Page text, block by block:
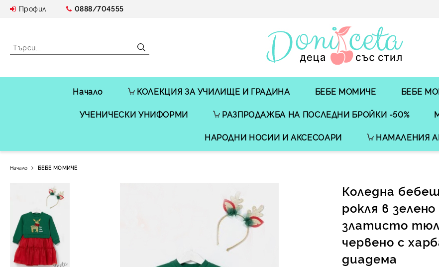
Профил 0888/704555
Начало КОЛЕКЦИЯ ЗА УЧИЛИЩЕ И ГРАДИНА БЕБЕ МОМИЧЕ БЕБЕ
УЧЕНИЧЕСКИ УНИФОРМИ РАЗПРОДАЖБА НА ПОСЛЕДНИ БРОЙКИ -50%
НАРОДНИ НОСИИ И АКСЕСОАРИ НАМАЛЕНИЯ
Начало БЕБЕ МОМИЧЕ
Коледна
рокля в
златисто тюл
червено с
диадема